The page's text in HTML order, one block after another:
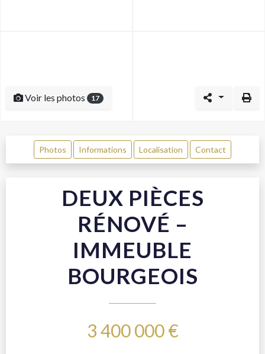
Voir les photos 17
Photos Informations Localisation Contact
DEUX PIÈCES
RÉNOVÉ –
IMMEUBLE
BOURGEOIS
3 400 000 €